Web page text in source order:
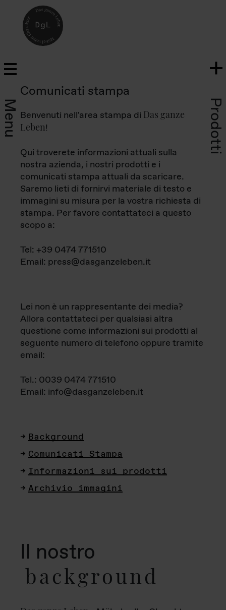
Menu Prodotti
Comunicati stampa
Benvenuti nell'area stampa di Das ganze
Leben!
Qui troverete informazioni attuali sulla
nostra azienda, i nostri prodotti e i
comunicati stampa attuali da scaricare.
Saremo lieti di fornirvi materiale di testo e
immagini su misura per la vostra richiesta di
stampa. Per favore contattateci a questo
scopo a:
Tel: +39 0474 771510
Email: press@dasganzeleben.it
Lei non è un rappresentante dei media?
Allora contattateci per qualsiasi altra
questione come informazioni sui prodotti al
seguente numero di telefono oppure tramite
email:
Tel.: 0039 0474 771510
Email: info@dasganzeleben.it
Background
Comunicati Stampa
Informazioni sui prodotti
Archivio immagini
Il nostro
background